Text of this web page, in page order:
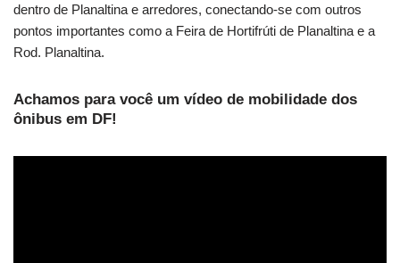
dentro de Planaltina e arredores, conectando-se com outros
pontos importantes como a Feira de Hortifrúti de Planaltina e a
Rod. Planaltina.
Achamos para você um vídeo de mobilidade dos
ônibus em DF!